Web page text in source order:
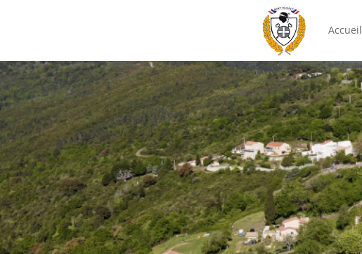
Accueil